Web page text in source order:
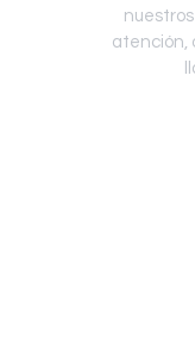
atención,